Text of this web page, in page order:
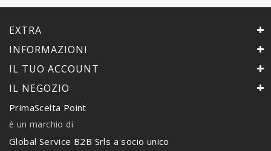
EXTRA
INFORMAZIONI
IL TUO ACCOUNT
IL NEGOZIO
PrimaScelta Point
è un marchio di
Global Service B2B Srls a socio unico